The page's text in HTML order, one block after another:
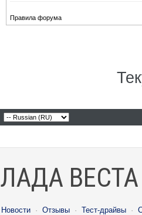
Правила форума
ЛАДА ВЕСТА
Новости · Отзывы · Тест-драйвы ·